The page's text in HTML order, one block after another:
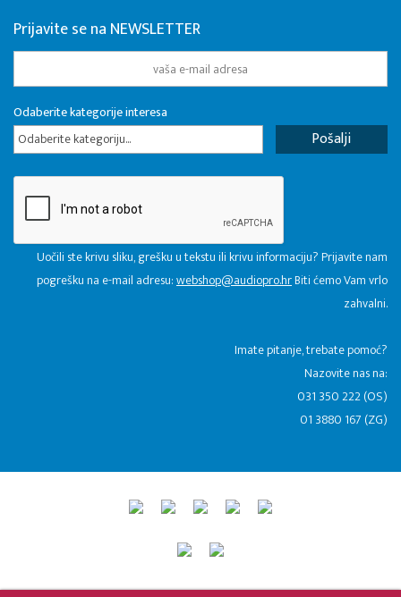
Prijavite se na NEWSLETTER
Odaberite kategorije interesa
Odaberite kategoriju...
Uočili ste krivu sliku, grešku u tekstu ili krivu informaciju? Prijavite nam
pogrešku na e-mail adresu:webshop@audiopro.hrBiti ćemo Vam vrlo
zahvalni.
​Imate pitanje, trebate pomoć?
Nazovite nas na:
031 350 222 (OS)
01 3880 167 (ZG)